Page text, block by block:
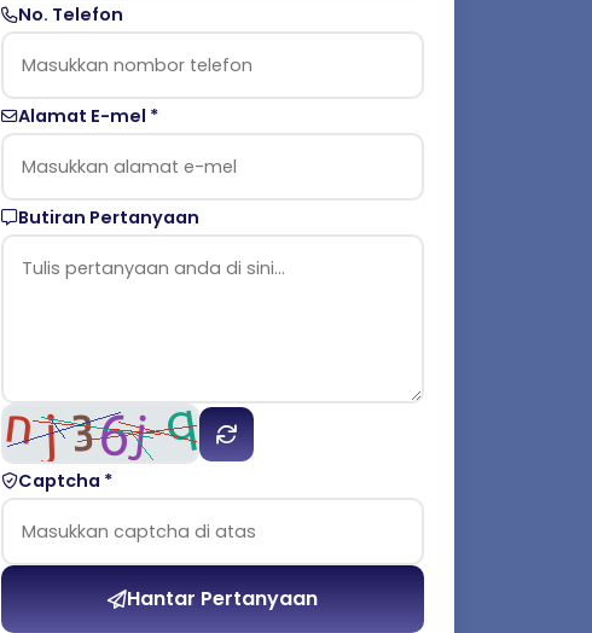
No. Telefon
Alamat E-mel *
Butiran Pertanyaan
Captcha *
Hantar Pertanyaan